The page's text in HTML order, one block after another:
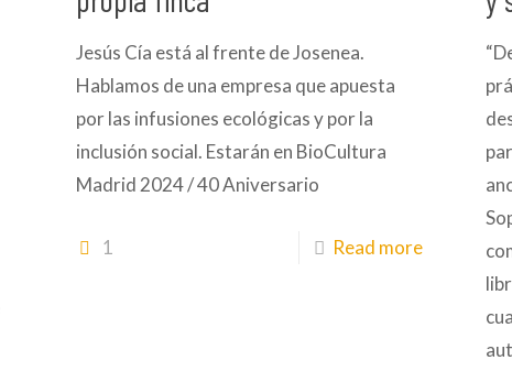
Jesús Cía está al frente de Josenea.
Hablamos de una empresa que apuesta
por las infusiones ecológicas y por la
inclusión social. Estarán en BioCultura
Madrid 2024 / 40 Aniversario
1 Read more